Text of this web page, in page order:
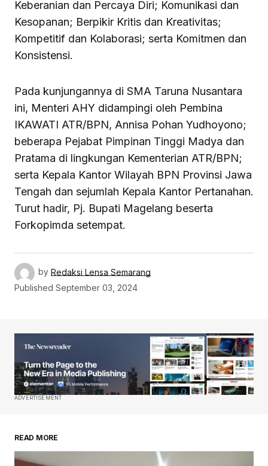
Keberanian dan Percaya Diri; Komunikasi dan
Kesopanan; Berpikir Kritis dan Kreativitas;
Kompetitif dan Kolaborasi; serta Komitmen dan
Konsistensi.
Pada kunjungannya di SMA Taruna Nusantara
ini, Menteri AHY didampingi oleh Pembina
IKAWATI ATR/BPN, Annisa Pohan Yudhoyono;
beberapa Pejabat Pimpinan Tinggi Madya dan
Pratama di lingkungan Kementerian ATR/BPN;
serta Kepala Kantor Wilayah BPN Provinsi Jawa
Tengah dan sejumlah Kepala Kantor Pertanahan.
Turut hadir, Pj. Bupati Magelang beserta
Forkopimda setempat.
by Redaksi Lensa Semarang
Published September 03, 2024
ADVERTISEMENT
READ MORE